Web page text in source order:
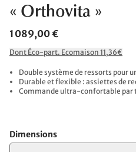
« Orthovita »
1 089,00 €
Dont Éco-part. Ecomaison 11,36€
Double système de ressorts pour
Durable et flexible : assiettes de
Commande ultra-confortable par
Dimensions